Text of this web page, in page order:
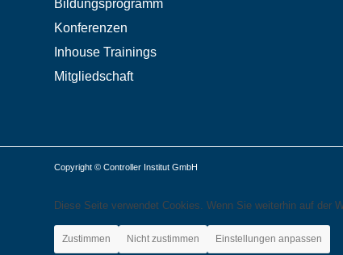
Bildungsprogramm
Konferenzen
Inhouse Trainings
Mitgliedschaft
Copyright © Controller Institut GmbH
Diese Seite verwendet Cookies. Wenn Sie weiterhin auf der
Zustimmen Nicht zustimmen Einstellungen anpassen